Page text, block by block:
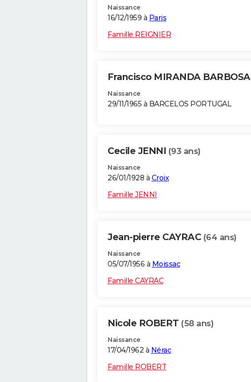
Naissance
16/12/1959 à Paris
Famille REIGNIER
Francisco MIRANDA BARBOSA
Naissance
29/11/1965 à BARCELOS PORTUGAL
Cecile JENNI (93 ans)
Naissance
26/01/1928 à Croix
Famille JENNI
Jean-pierre CAYRAC (64 ans)
Naissance
05/07/1956 à Moissac
Famille CAYRAC
Nicole ROBERT (58 ans)
Naissance
17/04/1962 à Nérac
Famille ROBERT